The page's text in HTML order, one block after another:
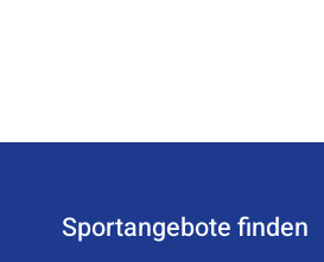
Sportangebote finden